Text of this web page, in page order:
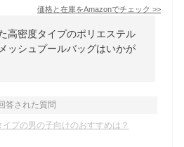
価格と在庫をAmazonでチェック >>
高密度タイプのポリエステル
ッシュプールバッグはいかが
答された質問
プの男の子向けのおすすめは？